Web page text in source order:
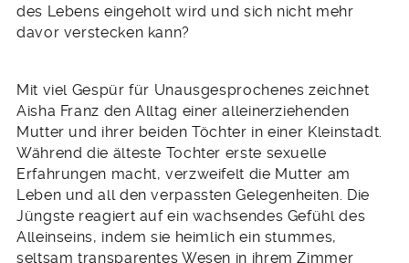
des Lebens eingeholt wird und sich nicht mehr
davor verstecken kann?
Mit viel Gespür für Unausgesprochenes zeichnet
Aisha Franz den Alltag einer alleinerziehenden
Mutter und ihrer beiden Töchter in einer Kleinstadt.
Während die älteste Tochter erste sexuelle
Erfahrungen macht, verzweifelt die Mutter am
Leben und all den verpassten Gelegenheiten. Die
Jüngste reagiert auf ein wachsendes Gefühl des
Alleinseins, indem sie heimlich ein stummes,
seltsam transparentes Wesen in ihrem Zimmer